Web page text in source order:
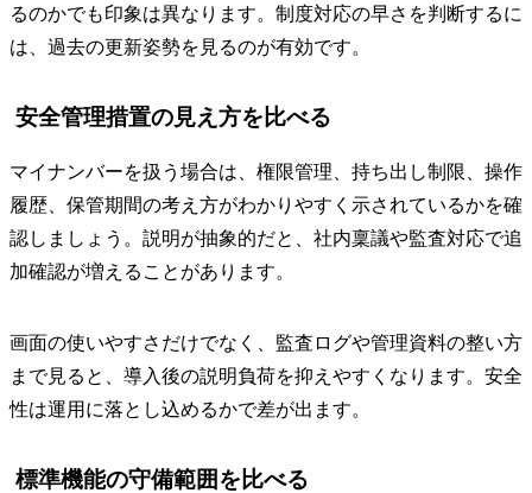
るのかでも印象は異なります。制度対応の早さを判断するに
は、過去の更新姿勢を見るのが有効です。
安全管理措置の見え方を比べる
マイナンバーを扱う場合は、権限管理、持ち出し制限、操作
履歴、保管期間の考え方がわかりやすく示されているかを確
認しましょう。説明が抽象的だと、社内稟議や監査対応で追
加確認が増えることがあります。
画面の使いやすさだけでなく、監査ログや管理資料の整い方
まで見ると、導入後の説明負荷を抑えやすくなります。安全
性は運用に落とし込めるかで差が出ます。
標準機能の守備範囲を比べる